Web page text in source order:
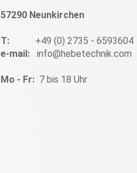
57290 Neunkirchen
T: +49 (0) 2735 - 6593604
e-mail: info@hebetechnik.com
Mo - Fr: 7 bis 18 Uhr